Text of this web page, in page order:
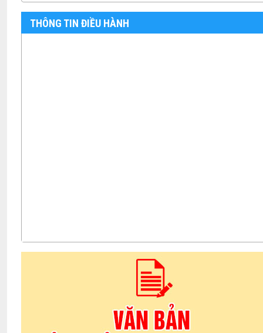
Lịch làm việc của BTV Huyện ủy từ ngày 25/6 đến ngày 01/7/
TB- Ý kiến kết luận của Chủ tịch UBND huyện Phan Văn Linh
THÔNG TIN ĐIỀU HÀNH